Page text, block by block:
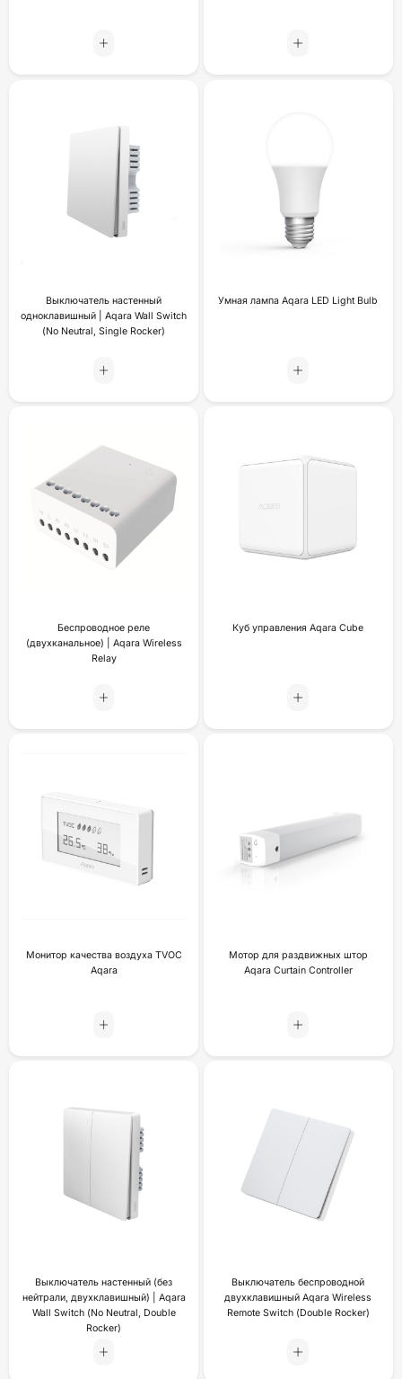
Выключатель настенный
одноклавишный | Aqara Wall Switch
(No Neutral, Single Rocker)
Умная лампа Aqara LED Light Bulb
Беспроводное реле
(двухканальное) | Aqara Wireless
Relay
Куб управления Aqara Cube
Монитор качества воздуха TVOC
Aqara
Мотор для раздвижных штор
Aqara Curtain Controller
Выключатель настенный (без
нейтрали, двухклавишный) | Aqara
Wall Switch (No Neutral, Double
Rocker)
Выключатель беспроводной
двухклавишный Aqara Wireless
Remote Switch (Double Rocker)